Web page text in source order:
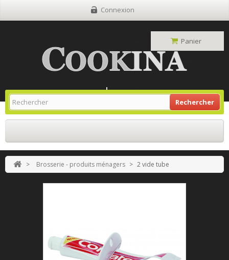
Connexion
Rechercher
Panier
Site Grill Gaz Retour À L'accueil
> Brosserie - produits ménagers > 2 vide tube